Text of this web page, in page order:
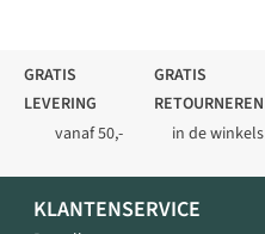
GRATIS
LEVERING
vanaf 50,-
GRATIS
RETOURNEREN
in de winkels
KLANTENSERVICE